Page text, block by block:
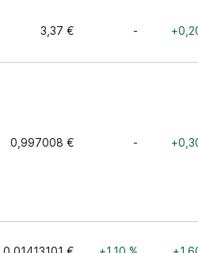
3,37 € -
0,997008 € -